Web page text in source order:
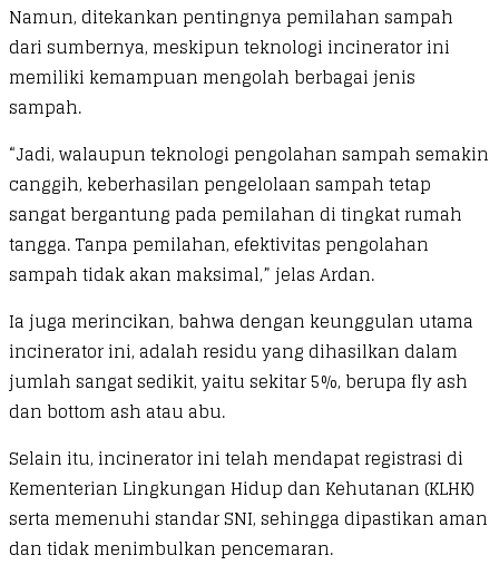
Namun, ditekankan pentingnya pemilahan sampah
dari sumbernya, meskipun teknologi incinerator ini
memiliki kemampuan mengolah berbagai jenis
sampah.
“Jadi, walaupun teknologi pengolahan sampah semakin
canggih, keberhasilan pengelolaan sampah tetap
sangat bergantung pada pemilahan di tingkat rumah
tangga. Tanpa pemilahan, efektivitas pengolahan
sampah tidak akan maksimal,” jelas Ardan.
Ia juga merincikan, bahwa dengan keunggulan utama
incinerator ini, adalah residu yang dihasilkan dalam
jumlah sangat sedikit, yaitu sekitar 5%, berupa fly ash
dan bottom ash atau abu.
Selain itu, incinerator ini telah mendapat registrasi di
Kementerian Lingkungan Hidup dan Kehutanan (KLHK)
serta memenuhi standar SNI, sehingga dipastikan aman
dan tidak menimbulkan pencemaran.